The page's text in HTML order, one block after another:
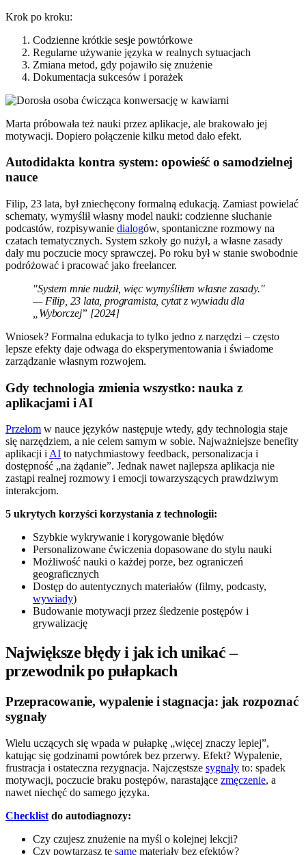
Krok po kroku:
Codzienne krótkie sesje powtórkowe
Regularne używanie języka w realnych sytuacjach
Zmiana metod, gdy pojawiło się znużenie
Dokumentacja sukcesów i porażek
Marta próbowała też nauki przez aplikacje, ale brakowało jej
motywacji. Dopiero połączenie kilku metod dało efekt.
Autodidakta kontra system: opowieść o samodzielnej
nauce
Filip, 23 lata, był zniechęcony formalną edukacją. Zamiast powielać
schematy, wymyślił własny model nauki: codzienne słuchanie
podcastów, rozpisywanie dialogów, spontaniczne rozmowy na
czatach tematycznych. System szkoły go nużył, a własne zasady
dały mu poczucie mocy sprawczej. Po roku był w stanie swobodnie
podróżować i pracować jako freelancer.
"System mnie nudził, więc wymyśliłem własne zasady."
— Filip, 23 lata, programista, cytat z wywiadu dla
„Wyborczej” [2024]
Wniosek? Formalna edukacja to tylko jedno z narzędzi – często
lepsze efekty daje odwaga do eksperymentowania i świadome
zarządzanie własnym rozwojem.
Gdy technologia zmienia wszystko: nauka z
aplikacjami i AI
Przełom w nauce języków następuje wtedy, gdy technologia staje
się narzędziem, a nie celem samym w sobie. Najważniejsze benefity
aplikacji iAI to natychmiastowy feedback, personalizacja i
dostępność „na żądanie”. Jednak nawet najlepsza aplikacja nie
zastąpi realnej rozmowy i emocji towarzyszących prawdziwym
interakcjom.
5 ukrytych korzyści korzystania z technologii:
Szybkie wykrywanie i korygowanie błędów
Personalizowane ćwiczenia dopasowane do stylu nauki
Możliwość nauki o każdej porze, bez ograniczeń
geograficznych
Dostęp do autentycznych materiałów (filmy, podcasty,
wywiady)
Budowanie motywacji przez śledzenie postępów i
grywalizację
Największe błędy i jak ich unikać –
przewodnik po pułapkach
Przepracowanie, wypalenie i stagnacja: jak rozpoznać
sygnały
Wielu uczących się wpada w pułapkę „więcej znaczy lepiej”,
katując się godzinami powtórek bez przerwy. Efekt? Wypalenie,
frustracja i ostateczna rezygnacja. Najczęstsze sygnały to: spadek
motywacji, poczucie braku postępów, narastające zmęczenie, a
nawet niechęć do samego języka.
Checklist do autodiagnozy:
Czy czujesz znużenie na myśl o kolejnej lekcji?
Czy powtarzasz te same materiały bez efektów?